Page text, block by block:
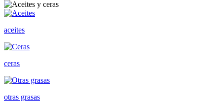
aceites
ceras
otras grasas